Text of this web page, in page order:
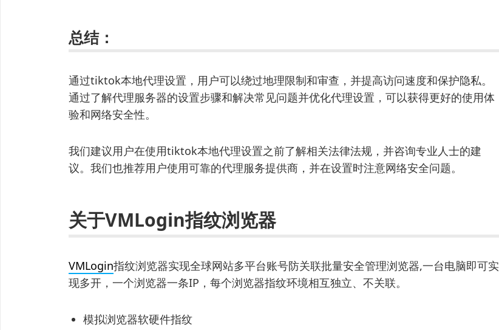
总结：
通过tiktok本地代理设置，用户可以绕过地理限制和审查，并提高访问速度和保护隐私。
通过了解代理服务器的设置步骤和解决常见问题并优化代理设置，可以获得更好的使用体
验和网络安全性。
我们建议用户在使用tiktok本地代理设置之前了解相关法律法规，并咨询专业人士的建
议。我们也推荐用户使用可靠的代理服务提供商，并在设置时注意网络安全问题。
关于VMLogin指纹浏览器
VMLogin指纹浏览器实现全球网站多平台账号防关联批量安全管理浏览器,一台电脑即可实
现多开，一个浏览器一条IP，每个浏览器指纹环境相互独立、不关联。
模拟浏览器软硬件指纹